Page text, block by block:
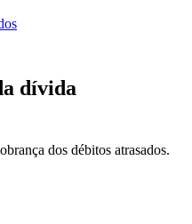
dívida
dos débitos atrasados.